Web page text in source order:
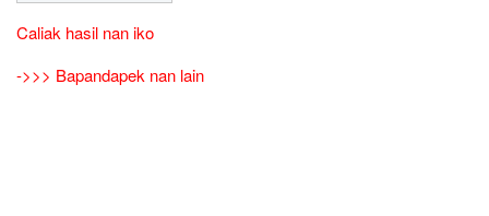
Caliak hasil nan iko
->>> Bapandapek nan lain